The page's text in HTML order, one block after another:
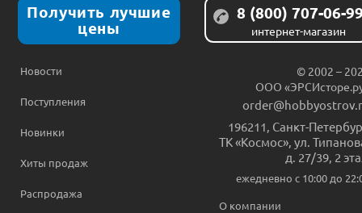
Получить лучшие
цены
8 (800) 707-06-
интернет-магазин
Новости
Поступления
Новинки
Хиты продаж
Распродажа
© 2002 –
ООО
196211 Санкт-
ТК «Космос», ул.
д. 27/39, 2
ежедневно c 10:00 до
О компании